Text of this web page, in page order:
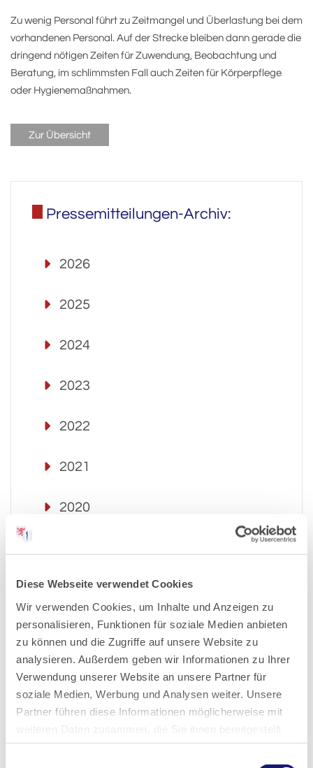
Diese Webseite verwendet Cookies
Wir verwenden Cookies, um Inhalte und Anzeigen zu
personalisieren, Funktionen für soziale Medien anbieten
zu können und die Zugriffe auf unsere Website zu
analysieren. Außerdem geben wir Informationen zu Ihrer
Verwendung unserer Website an unsere Partner für
soziale Medien, Werbung und Analysen weiter. Unsere
Partner führen diese Informationen möglicherweise mit
haben oder die sie im Rahmen Ihrer Nutzung der Dienste
Zu wenig Personal führt zu Zeitmangel und Überlastung bei dem
vorhandenen Personal. Auf der Strecke bleiben dann gerade die
dringend nötigen Zeiten für Zuwendung, Beobachtung und
Beratung, im schlimmsten Fall auch Zeiten für Körperpflege
oder Hygienemaßnahmen.
Zur Übersicht
Pressemitteilungen-Archiv:
2026
2025
2024
2023
2022
2021
2020
2018
2017
2015